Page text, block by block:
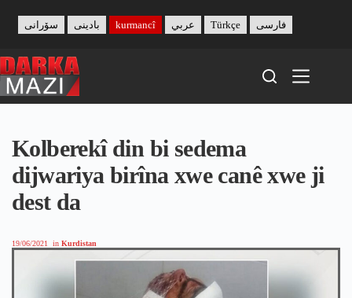
content
بادینی سۆرانی kurmancî عربي Türkçe فارسی
Kolberekî din bi sedema
dijwariya birîna xwe canê xwe ji
dest da
19/06/2021 in Kurdistan